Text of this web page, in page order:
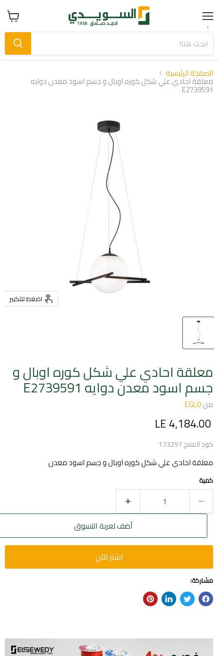
Menu عرض
سلة
الصفحة الرئيسية
معلقة احادي علي شكل كوره اوبال و جسم اسود معدن دوايه
E2739591
اضغط للتكبير
معلقة احادي علي شكل كوره اوبال و
جسم اسود معدن دوايه E2739591
منEGLO
السعر الحالي
LE 4,184.00
كود المنتج173297
معلقة احادي علي شكل كوره اوبال و جسم اسود معدن
كمية
أضف لعربة التسوق
اشتر الآن
مشاركة: